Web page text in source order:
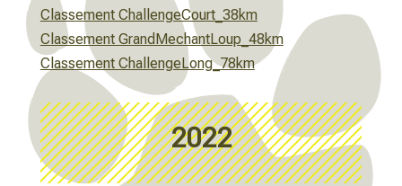
Classement ChallengeCourt_38km
Classement GrandMechantLoup_48km
Classement ChallengeLong_78km
2022